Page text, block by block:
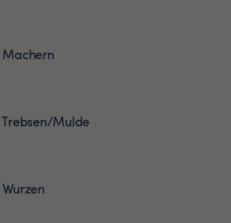
Machern
Trebsen/Mulde
Wurzen